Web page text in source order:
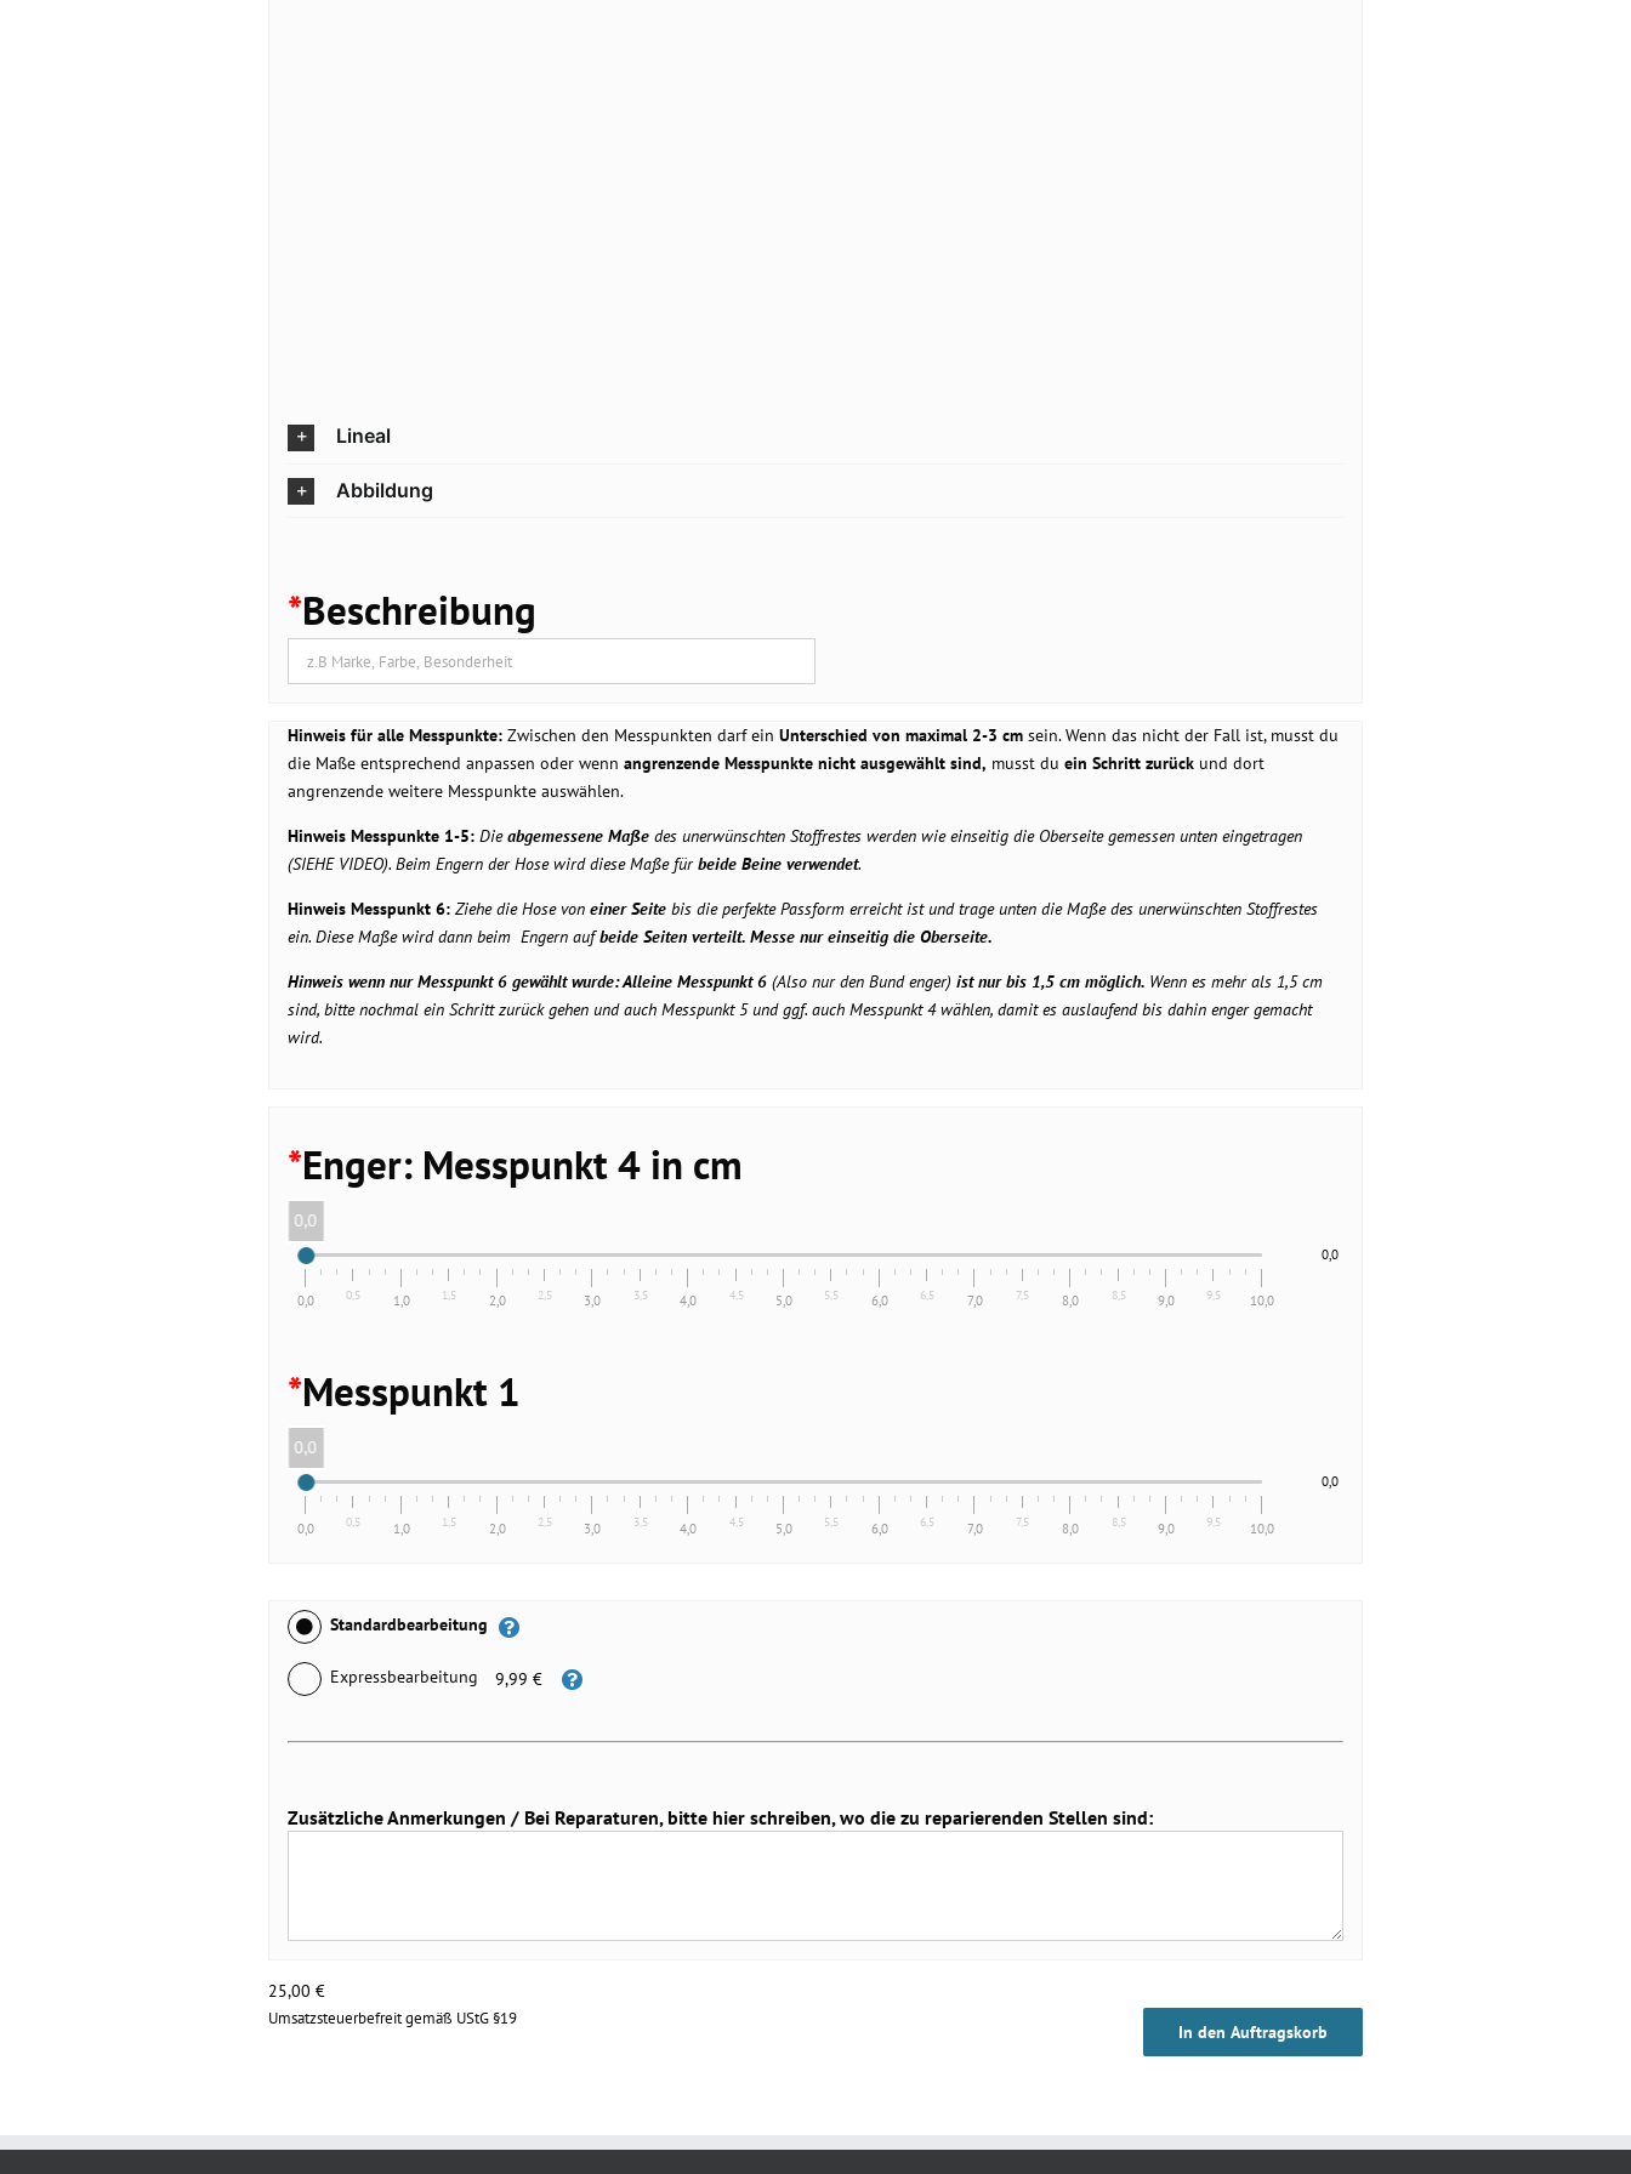
Lineal
Abbildung
*Beschreibung
Hinweis für alle Messpunkte: Zwischen den Messpunkten darf ein Unterschied von maximal 2-3 cm sein. Wenn das nicht der Fall ist, musst du
die Maße entsprechend anpassen oder wenn angrenzende Messpunkte nicht ausgewählt sind, musst du ein Schritt zurück und dort
angrenzende weitere Messpunkte auswählen.
Hinweis Messpunkte 1-5: Dieabgemessene Maße des unerwünschten Stoffrestes werden wie einseitig die Oberseite gemessen unten eingetragen
(SIEHE VIDEO). Beim Engern der Hose wird diese Maße fürbeide Beine verwendet.
Hinweis Messpunkt 6: Ziehe die Hose von einer Seite bis die perfekte Passform erreicht ist und trage unten die Maße des unerwünschten Stoffrestes
ein. Diese Maße wird dann beim Engern aufbeide Seiten verteilt. Messe nureinseitig die Oberseite.
Hinweis wenn nur Messpunkt 6 gewählt wurde: Alleine Messpunkt 6 (Also nur den Bund enger) ist nur bis 1,5 cm möglich. Wenn es mehr als 1,5 cm
sind, bitte nochmal ein Schritt zurück gehen und auch Messpunkt 5 und ggf. auch Messpunkt 4 wählen, damit es auslaufend bis dahin enger gemacht
wird.
*Enger: Messpunkt 4 in cm
0,0
0,0 0,5 1,0 1,5 2,0 2,5 3,0 3,5 4,0 4,5 5,0 5,5 6,0 6,5 7,0 7,5 8,0 8,5 9,0 9,5 10,0
0,0
*Messpunkt 1
0,0
0,0 0,5 1,0 1,5 2,0 2,5 3,0 3,5 4,0 4,5 5,0 5,5 6,0 6,5 7,0 7,5 8,0 8,5 9,0 9,5 10,0
0,0
Standardbearbeitung
Expressbearbeitung 9,99 €
Zusätzliche Anmerkungen / Bei Reparaturen, bitte hier schreiben, wo die zu reparierenden Stellen sind:
In den Auftragskorb
25,00 €
Umsatzsteuerbefreit gemäß UStG §19